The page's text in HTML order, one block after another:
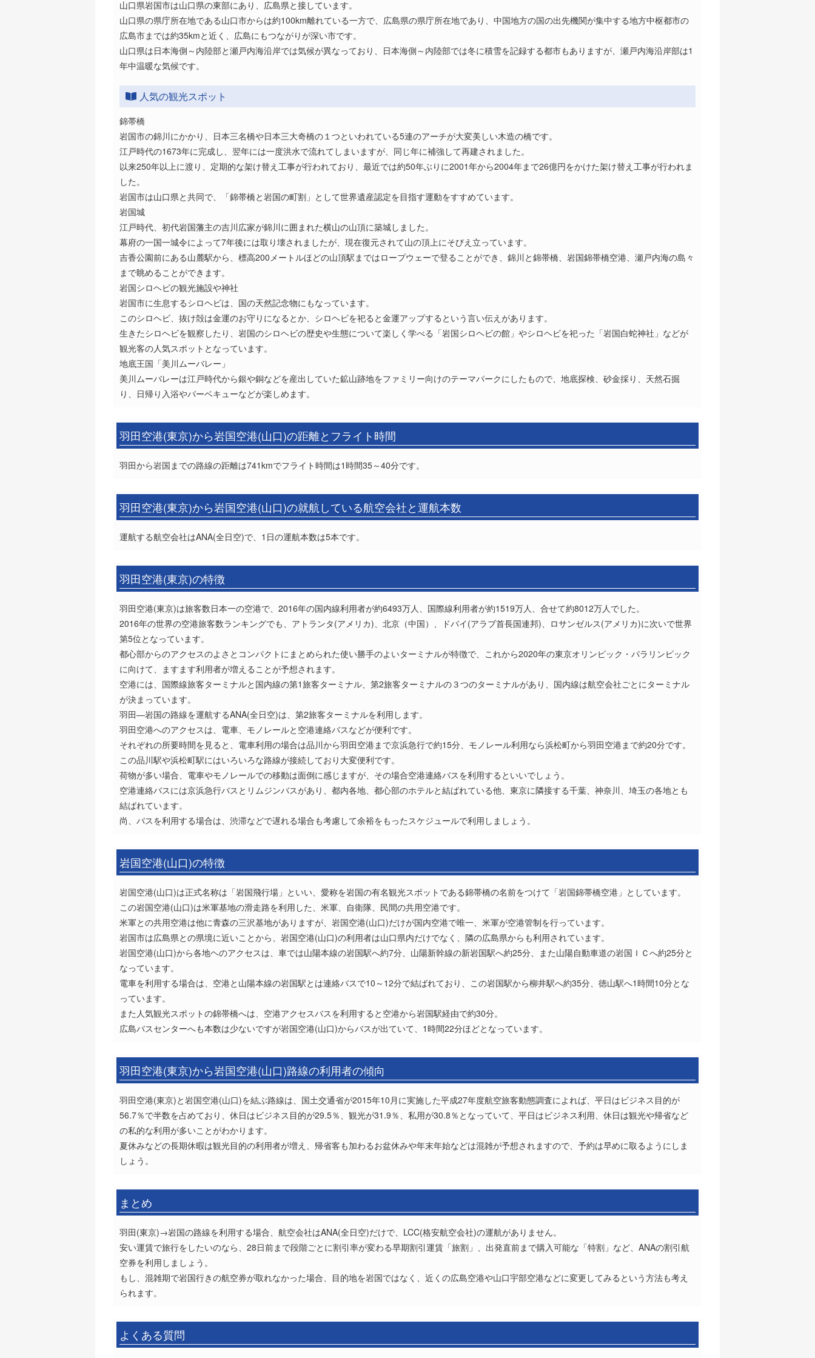
山口県岩国市は山口県の東部にあり、広島県と接しています。
山口県の県庁所在地である山口市からは約100km離れている一方で、広島県の県庁所在地であり、中国地方の国の出先機関が集中する地方中枢都市の
広島市までは約35kmと近く、広島にもつながりが深い市です。
山口県は日本海側～内陸部と瀬戸内海沿岸では気候が異なっており、日本海側～内陸部では冬に積雪を記録する都市もありますが、瀬戸内海沿岸部は1
年中温暖な気候です。
人気の観光スポット
錦帯橋
岩国市の錦川にかかり、日本三名橋や日本三大奇橋の１つといわれている5連のアーチが大変美しい木造の橋です。
江戸時代の1673年に完成し、翌年には一度洪水で流れてしまいますが、同じ年に補強して再建されました。
以来250年以上に渡り、定期的な架け替え工事が行われており、最近では約50年ぶりに2001年から2004年まで26億円をかけた架け替え工事が行われま
した。
岩国市は山口県と共同で、「錦帯橋と岩国の町割」として世界遺産認定を目指す運動をすすめています。
岩国城
江戸時代、初代岩国藩主の吉川広家が錦川に囲まれた横山の山頂に築城しました。
幕府の一国一城令によって7年後には取り壊されましたが、現在復元されて山の頂上にそびえ立っています。
吉香公園前にある山麓駅から、標高200メートルほどの山頂駅まではロープウェーで登ることができ、錦川と錦帯橋、岩国錦帯橋空港、瀬戸内海の島々
まで眺めることができます。
岩国シロヘビの観光施設や神社
岩国市に生息するシロヘビは、国の天然記念物にもなっています。
このシロヘビ、抜け殻は金運のお守りになるとか、シロヘビを祀ると金運アップするという言い伝えがあります。
生きたシロヘビを観察したり、岩国のシロヘビの歴史や生態について楽しく学べる「岩国シロヘビの館」やシロヘビを祀った「岩国白蛇神社」などが
観光客の人気スポットとなっています。
地底王国「美川ムーバレー」
美川ムーバレーは江戸時代から銀や銅などを産出していた鉱山跡地をファミリー向けのテーマパークにしたもので、地底探検、砂金採り、天然石掘
り、日帰り入浴やバーベキューなどが楽しめます。
羽田空港(東京)から岩国空港(山口)の距離とフライト時間
羽田から岩国までの路線の距離は741kmでフライト時間は1時間35～40分です。
羽田空港(東京)から岩国空港(山口)の就航している航空会社と運航本数
運航する航空会社はANA(全日空)で、1日の運航本数は5本です。
羽田空港(東京)の特徴
羽田空港(東京)は旅客数日本一の空港で、2016年の国内線利用者が約6493万人、国際線利用者が約1519万人、合せて約8012万人でした。
2016年の世界の空港旅客数ランキングでも、アトランタ(アメリカ)、北京（中国）、ドバイ(アラブ首長国連邦)、ロサンゼルス(アメリカ)に次いで世界
第5位となっています。
都心部からのアクセスのよさとコンパクトにまとめられた使い勝手のよいターミナルが特徴で、これから2020年の東京オリンピック・パラリンピック
に向けて、ますます利用者が増えることが予想されます。
空港には、国際線旅客ターミナルと国内線の第1旅客ターミナル、第2旅客ターミナルの３つのターミナルがあり、国内線は航空会社ごとにターミナル
が決まっています。
羽田―岩国の路線を運航するANA(全日空)は、第2旅客ターミナルを利用します。
羽田空港へのアクセスは、電車、モノレールと空港連絡バスなどが便利です。
それぞれの所要時間を見ると、電車利用の場合は品川から羽田空港まで京浜急行で約15分、モノレール利用なら浜松町から羽田空港まで約20分です。
この品川駅や浜松町駅にはいろいろな路線が接続しており大変便利です。
荷物が多い場合、電車やモノレールでの移動は面倒に感じますが、その場合空港連絡バスを利用するといいでしょう。
空港連絡バスには京浜急行バスとリムジンバスがあり、都内各地、都心部のホテルと結ばれている他、東京に隣接する千葉、神奈川、埼玉の各地とも
結ばれています。
尚、バスを利用する場合は、渋滞などで遅れる場合も考慮して余裕をもったスケジュールで利用しましょう。
岩国空港(山口)の特徴
岩国空港(山口)は正式名称は「岩国飛行場」といい、愛称を岩国の有名観光スポットである錦帯橋の名前をつけて「岩国錦帯橋空港」としています。
この岩国空港(山口)は米軍基地の滑走路を利用した、米軍、自衛隊、民間の共用空港です。
米軍との共用空港は他に青森の三沢基地がありますが、岩国空港(山口)だけが国内空港で唯一、米軍が空港管制を行っています。
岩国市は広島県との県境に近いことから、岩国空港(山口)の利用者は山口県内だけでなく、隣の広島県からも利用されています。
岩国空港(山口)から各地ヘのアクセスは、車では山陽本線の岩国駅へ約7分、山陽新幹線の新岩国駅へ約25分、また山陽自動車道の岩国ＩＣへ約25分と
なっています。
電車を利用する場合は、空港と山陽本線の岩国駅とは連絡バスで10～12分で結ばれており、この岩国駅から柳井駅へ約35分、徳山駅へ1時間10分とな
っています。
また人気観光スポットの錦帯橋へは、空港アクセスバスを利用すると空港から岩国駅経由で約30分。
広島バスセンターへも本数は少ないですが岩国空港(山口)からバスが出ていて、1時間22分ほどとなっています。
羽田空港(東京)から岩国空港(山口)路線の利用者の傾向
羽田空港(東京)と岩国空港(山口)を結ぶ路線は、国土交通省が2015年10月に実施した平成27年度航空旅客動態調査によれば、平日はビジネス目的が
56.7％で半数を占めており、休日はビジネス目的が29.5％、観光が31.9％、私用が30.8％となっていて、平日はビジネス利用、休日は観光や帰省など
の私的な利用が多いことがわかります。
夏休みなどの長期休暇は観光目的の利用者が増え、帰省客も加わるお盆休みや年末年始などは混雑が予想されますので、予約は早めに取るようにしま
しょう。
まとめ
羽田(東京)→岩国の路線を利用する場合、航空会社はANA(全日空)だけで、LCC(格安航空会社)の運航がありません。
安い運賃で旅行をしたいのなら、28日前まで段階ごとに割引率が変わる早期割引運賃「旅割」、出発直前まで購入可能な「特割」など、ANAの割引航
空券を利用しましょう。
もし、混雑期で岩国行きの航空券が取れなかった場合、目的地を岩国ではなく、近くの広島空港や山口宇部空港などに変更してみるという方法も考え
られます。
よくある質問